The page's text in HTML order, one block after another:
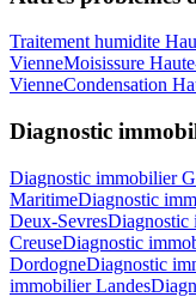
Traitement humidite
VienneMoisissure
VienneCondensation
Diagnostic
Diagnostic immobilier
MaritimeDiagnostic
Deux-SevresDiagnostic
CreuseDiagnostic
DordogneDiagnostic
immobilier Landes